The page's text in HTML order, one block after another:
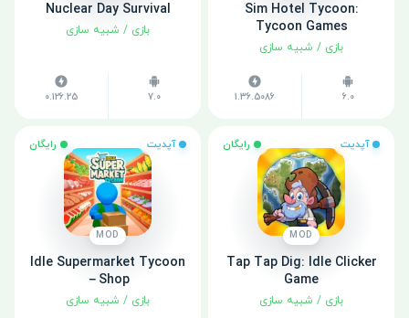
Sim Hotel Tycoon:
Tycoon Games
بازی / شبیه سازی
6.0
1.36.5086
Nuclear Day Survival
بازی / شبیه سازی
7.0
0.126.25
آپدیت رایگان
MOD
Tap Tap Dig: Idle Clicker
Game
بازی / شبیه سازی
آپدیت رایگان
MOD
Idle Supermarket Tycoon
－Shop
بازی / شبیه سازی